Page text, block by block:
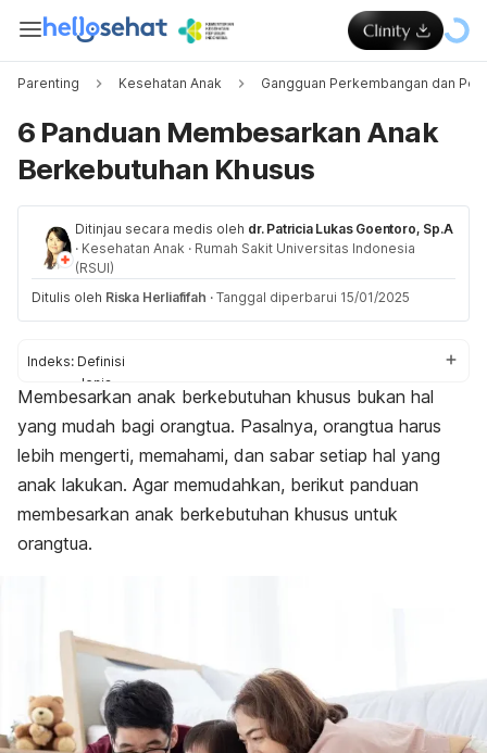
Parenting Kesehatan Anak Gangguan Perkembangan dan
6 Panduan Membesarkan Anak
Berkebutuhan Khusus
Ditinjau secara medis oleh dr. Patricia Lukas Goentoro, Sp.A
· Kesehatan Anak · Rumah Sakit Universitas Indonesia
(RSUI)
Ditulis oleh Riska Herliafifah · Tanggal diperbarui 15/01/2025
Indeks: Definisi
Jenis
Panduan
Membesarkan anak berkebutuhan khusus bukan hal
yang mudah bagi orangtua. Pasalnya, orangtua harus
lebih mengerti, memahami, dan sabar setiap hal yang
anak lakukan. Agar memudahkan, berikut panduan
membesarkan anak berkebutuhan khusus untuk
orangtua.